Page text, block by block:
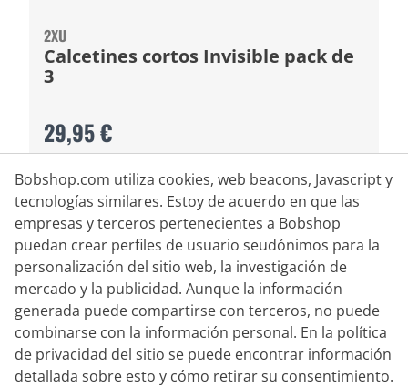
2XU
Calcetines cortos Invisible pack de
3
29,95 €
Bobshop.com utiliza cookies, web beacons, Javascript y
tecnologías similares. Estoy de acuerdo en que las
empresas y terceros pertenecientes a Bobshop
puedan crear perfiles de usuario seudónimos para la
personalización del sitio web, la investigación de
mercado y la publicidad. Aunque la información
generada puede compartirse con terceros, no puede
combinarse con la información personal. En la política
de privacidad del sitio se puede encontrar información
detallada sobre esto y cómo retirar su consentimiento.